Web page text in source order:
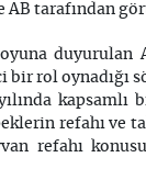
AB tarafından
duyurulan
rol oynadığı
kapsamlı
refahı
refahı